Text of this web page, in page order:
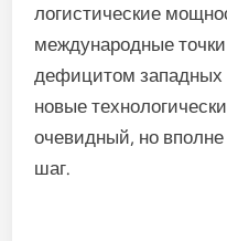
логистические
международные
дефицитом западных
новые
очевидный, но
шаг.